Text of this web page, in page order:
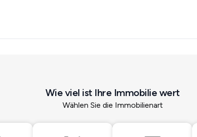
Wie viel ist Ihre Immobilie wert
Wählen Sie die Immobilienart